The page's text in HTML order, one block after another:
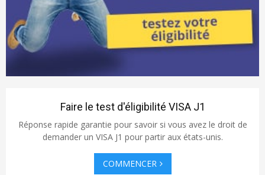
Faire le test d'éligibilité VISA J1
Réponse rapide garantie pour savoir si vous avez le droit de
demander un VISA J1 pour partir aux états-unis.
COMMENCER